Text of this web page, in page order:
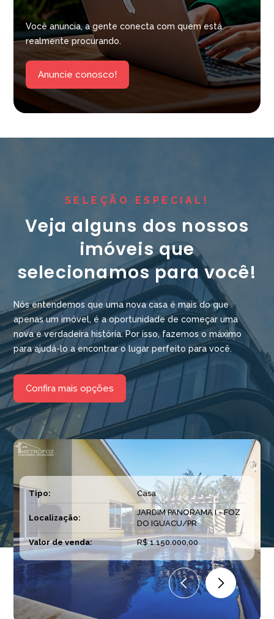
Você anuncia, a gente conecta com quem está
realmente procurando.
Anuncie conosco!
SELEÇÃO ESPECIAL!
Veja alguns dos nossos
imóveis que
selecionamos para você!
Nós entendemos que uma nova casa é mais do que
apenas um imóvel, é a oportunidade de começar uma
nova e verdadeira história. Por isso, fazemos o máximo
para ajudá-lo a encontrar o lugar perfeito para você.
Confira mais opções
Tipo: Casa
Localização:
JARDIM PANORAMA I - FOZ
DO IGUACU/PR
Valor de venda: R$ 1.150.000,00